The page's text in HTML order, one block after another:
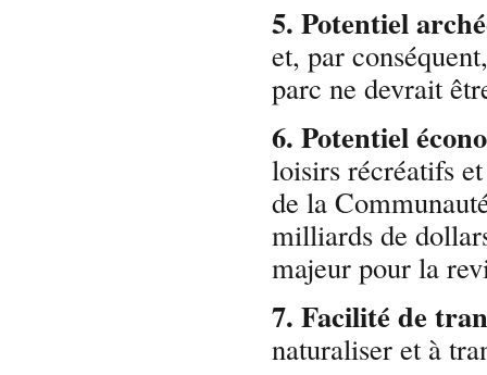
5. Potentiel
et, par
parc ne devrait
6. Potentiel
loisirs récréatifs
de la
milliards de
majeur pour la
7. Facilité de
naturaliser et à